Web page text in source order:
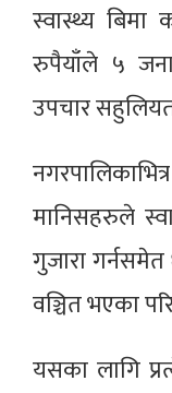
स्वास्थ्य बिमा
रुपैयाँले ५
उपचार
मानिसहरुले
गुजारा गर्नसमेत
वञ्चित भएका
यसका लागि